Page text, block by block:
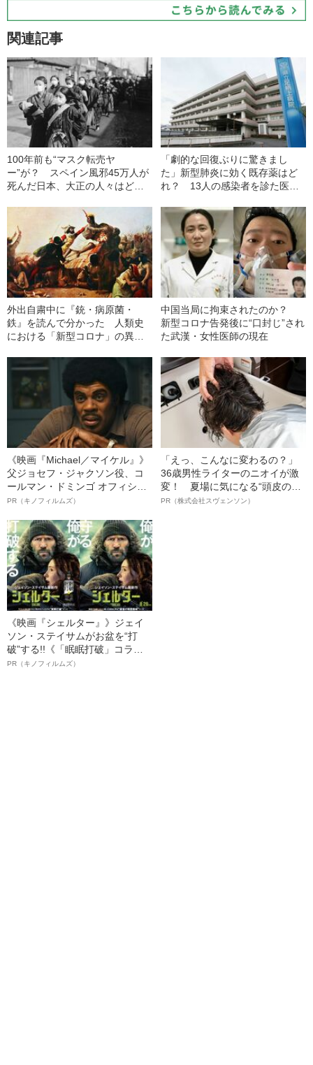
関連記事
100年前も“マスク転売ヤ
ー”が？ スペイン風邪45万人が
死んだ日本、大正の人々はどう
「劇的な回復ぶりに驚きまし
た」新型肺炎に効く既存薬はど
れ？ 13人の感染者を診た医師
外出自粛中に『銃・病原菌・
鉄』を読んで分かった 人類史
における「新型コロナ」の異様
中国当局に拘束されたのか？
新型コロナ告発後に“口封じ”され
た武漢・女性医師の現在
《映画『Michael／マイケル』》
父ジョセフ・ジャクソン役、コ
ールマン・ドミンゴ オフィシャ
ルインタビュー“観客を魅了した
語る”《日本興収70億円突破》
PR（キノフィルムズ）
「えっ、こんなに変わるの？」
36歳男性ライターのニオイが激
変！ 夏場に気になる“頭皮のニ
オイ”や“ベタつき”を解消す
PR（株式会社スヴェンソン）
《映画『シェルター』》ジェイ
ソン・ステイサムがお盆を“打
破”する!!《「眠眠打破」コラ
ボ》
PR（キノフィルムズ）